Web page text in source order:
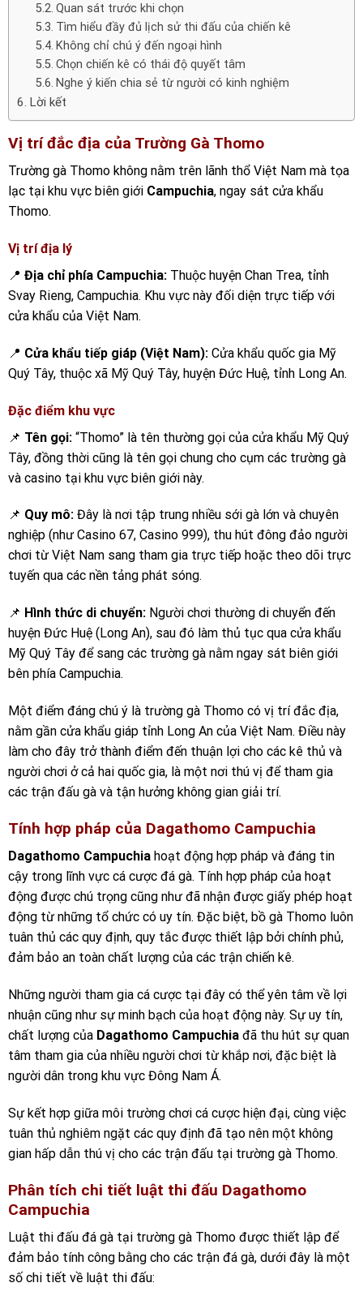
Quan sát trước khi chọn
Tìm hiểu đầy đủ lịch sử thi đấu của chiến kê
Không chỉ chú ý đến ngoại hình
Chọn chiến kê có thái độ quyết tâm
Nghe ý kiến chia sẻ từ người có kinh nghiệm
Lời kết
Vị trí đắc địa của Trường Gà Thomo
Trường gà Thomo không nằm trên lãnh thổ Việt Nam mà tọa
lạc tại khu vực biên giới Campuchia, ngay sát cửa khẩu
Thomo.
Vị trí địa lý
📍 Địa chỉ phía Campuchia: Thuộc huyện Chan Trea, tỉnh
Svay Rieng, Campuchia. Khu vực này đối diện trực tiếp với
cửa khẩu của Việt Nam.
📍 Cửa khẩu tiếp giáp (Việt Nam): Cửa khẩu quốc gia Mỹ
Quý Tây, thuộc xã Mỹ Quý Tây, huyện Đức Huệ, tỉnh Long An.
Đặc điểm khu vực
📌 Tên gọi: “Thomo” là tên thường gọi của cửa khẩu Mỹ Quý
Tây, đồng thời cũng là tên gọi chung cho cụm các trường gà
và casino tại khu vực biên giới này.
📌 Quy mô: Đây là nơi tập trung nhiều sới gà lớn và chuyên
nghiệp (như Casino 67, Casino 999), thu hút đông đảo người
chơi từ Việt Nam sang tham gia trực tiếp hoặc theo dõi trực
tuyến qua các nền tảng phát sóng.
📌 Hình thức di chuyển: Người chơi thường di chuyển đến
huyện Đức Huệ (Long An), sau đó làm thủ tục qua cửa khẩu
Mỹ Quý Tây để sang các trường gà nằm ngay sát biên giới
bên phía Campuchia.
Một điểm đáng chú ý là trường gà Thomo có vị trí đắc địa,
nằm gần cửa khẩu giáp tỉnh Long An của Việt Nam. Điều này
làm cho đây trở thành điểm đến thuận lợi cho các kê thủ và
người chơi ở cả hai quốc gia, là một nơi thú vị để tham gia
các trận đấu gà và tận hưởng không gian giải trí.
Tính hợp pháp của Dagathomo Campuchia
Dagathomo Campuchia hoạt động hợp pháp và đáng tin
cậy trong lĩnh vực cá cược đá gà. Tính hợp pháp của hoạt
động được chú trọng cũng như đã nhận được giấy phép hoạt
động từ những tổ chức có uy tín. Đặc biệt, bồ gà Thomo luôn
tuân thủ các quy định, quy tắc được thiết lập bởi chính phủ,
đảm bảo an toàn chất lượng của các trận chiến kê.
Những người tham gia cá cược tại đây có thể yên tâm về lợi
nhuận cũng như sự minh bạch của hoạt động này. Sự uy tín,
chất lượng của Dagathomo Campuchia đã thu hút sự quan
tâm tham gia của nhiều người chơi từ khắp nơi, đặc biệt là
người dân trong khu vực Đông Nam Á.
Sự kết hợp giữa môi trường chơi cá cược hiện đại, cùng việc
tuân thủ nghiêm ngặt các quy định đã tạo nên một không
gian hấp dẫn thú vị cho các trận đấu tại trường gà Thomo.
Phân tích chi tiết luật thi đấu Dagathomo
Campuchia
Luật thi đấu đá gà tại trường gà Thomo được thiết lập để
đảm bảo tính công bằng cho các trận đá gà, dưới đây là một
số chi tiết về luật thi đấu: